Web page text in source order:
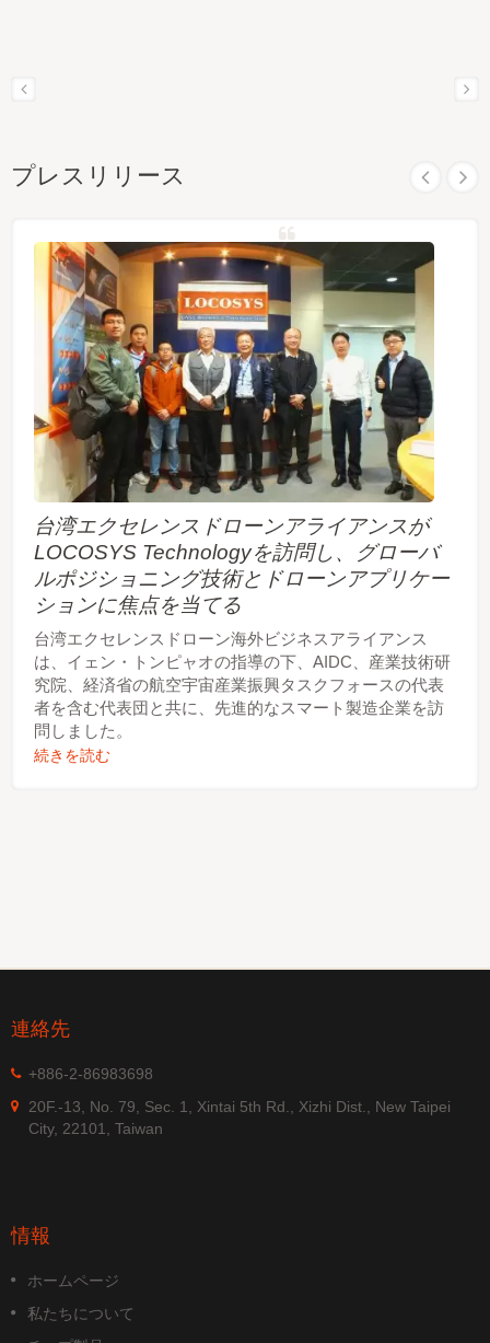
プレスリリース
台湾エクセレンスドローンアライアンスが
LOCOSYS Technologyを訪問し、グローバ
ルポジショニング技術とドローンアプリケー
ションに焦点を当てる
台湾エクセレンスドローン海外ビジネスアライアンス
は、イェン・トンピャオの指導の下、AIDC、産業技術研
究院、経済省の航空宇宙産業振興タスクフォースの代表
者を含む代表団と共に、先進的なスマート製造企業を訪
問しました。
続きを読む
連絡先
+886-2-86983698
20F.-13, No. 79, Sec. 1, Xintai 5th Rd., Xizhi Dist., New Taipei
City, 22101, Taiwan
情報
ホームページ
私たちについて